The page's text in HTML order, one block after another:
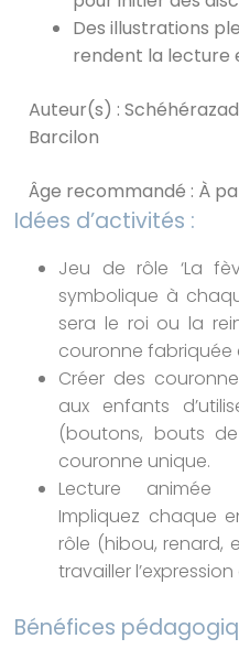
Des illustrations
rendent la lecture
Auteur(s) :
Barcilon
Âge recommandé : À
Idées d’activités :
Jeu de rôle ‘La
symbolique à
sera le roi ou la
couronne fabriquée
Créer des
aux enfants
(boutons, bouts
couronne unique.
Lecture animée
Impliquez chaque
rôle (hibou, renard,
travailler
Bénéfices